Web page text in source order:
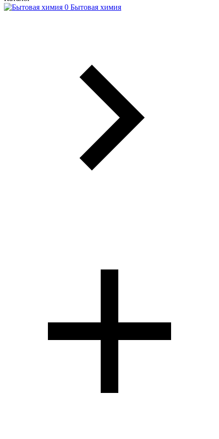
Бытовая химия